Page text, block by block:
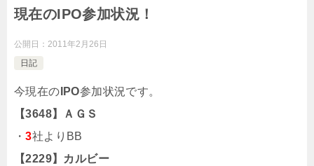
現在のIPO参加状況！
公開日： 2011年2月26日
日記
今現在の IPO参加状況です。
【3648】ＡＧＳ
・3社よりBB
【2229】カルビー